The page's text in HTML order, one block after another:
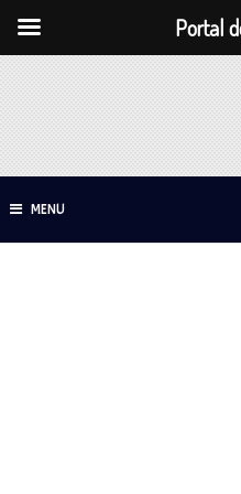
MENU
Portal